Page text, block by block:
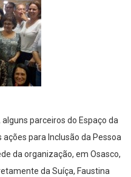
parceiros do Espaço da
para Inclusão da Pessoa
da organização, em Osasco,
da Suíça, Faustina